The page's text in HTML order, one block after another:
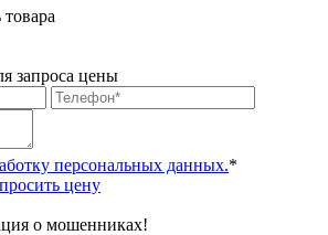
запроса цены
персональных данных.*
цену
о мошенниках!